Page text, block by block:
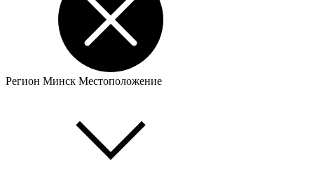
Регион Минск Местоположение